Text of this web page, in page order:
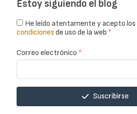
Estoy siguiendo el blog
He leído atentamente y acepto los
condiciones de uso de la web *
Correo electrónico *
Suscribirse